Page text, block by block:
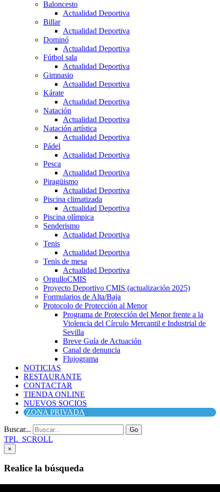
Baloncesto
Actualidad Deportiva
Billar
Actualidad Deportiva
Dominó
Actualidad Deportiva
Fútbol sala
Actualidad Deportiva
Gimnasio
Actualidad Deportiva
Kárate
Actualidad Deportiva
Natación
Actualidad Deportiva
Natación artística
Actualidad Deportiva
Pádel
Actualidad Deportiva
Pesca
Actualidad Deportiva
Piragüismo
Actualidad Deportiva
Piscina climatizada
Actualidad Deportiva
Piscina olímpica
Senderismo
Actualidad Deportiva
Tenis
Actualidad Deportiva
Tenis de mesa
Actualidad Deportiva
OrgulloCMIS
Proyecto Deportivo CMIS (actualización 2025)
Formularios de Alta/Baja
Protocolo de Protección al Menor
Programa de Protección del Menor frente a la
Violencia del Círculo Mercantil e Industrial de
Sevilla
Breve Guía de Actuación
Canal de denuncia
Flujograma
NOTICIAS
RESTAURANTE
CONTACTAR
TIENDA ONLINE
NUEVOS SOCIOS
ZONA PRIVADA
Buscar... Go
TPL_SCROLL
×
Realice la búsqueda